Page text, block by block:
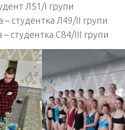
Л51/І групи
– студентка Л49/ІІ групи
– студентка С84/ІІІ групи